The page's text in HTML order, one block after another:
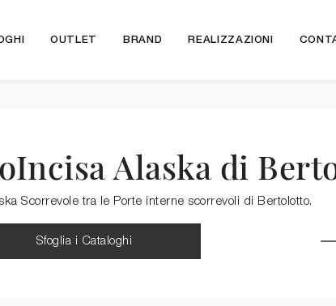
OUTLET BRAND REALIZZAZIONI
Alaska di
Scorrevole tra le Porte interne scorrevoli di Bertolotto.
Sfoglia i Cataloghi